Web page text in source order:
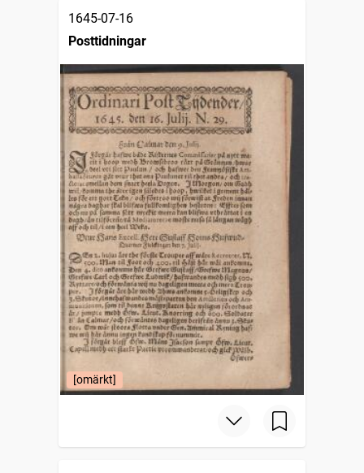
1645-07-16
Posttidningar
[omärkt]